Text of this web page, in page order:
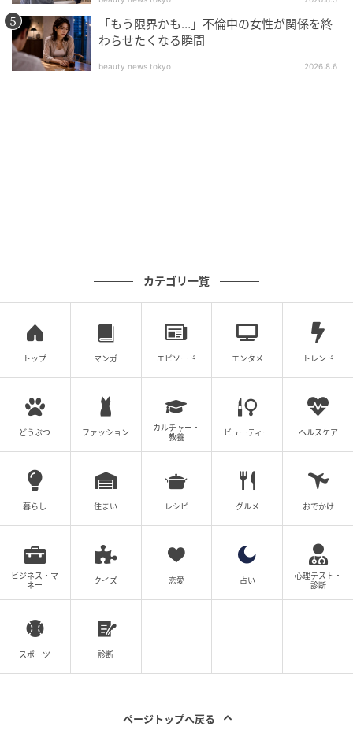
「もう限界かも…」不倫中の女性が関係を終
わらせたくなる瞬間
beauty news tokyo 2026.8.6
カテゴリ一覧
トップ マンガ エピソード エンタメ トレンド
どうぶつ ファッション
カルチャー・
教養
ビューティー ヘルスケア
暮らし 住まい レシピ グルメ おでかけ
ビジネス・マ
ネー
クイズ 恋愛 占い
心理テスト・
診断
スポーツ 診断
ページトップへ戻る